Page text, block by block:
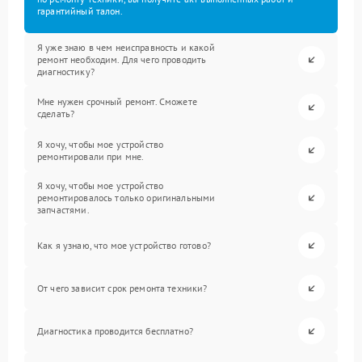
гарантийный талон.
Я уже знаю в чем неисправность и какой
ремонт необходим. Для чего проводить
диагностику?
Мне нужен срочный ремонт. Сможете
сделать?
Я хочу, чтобы мое устройство
ремонтировали при мне.
Я хочу, чтобы мое устройство
ремонтировалось только оригинальными
запчастями.
Как я узнаю, что мое устройство готово?
От чего зависит срок ремонта техники?
Диагностика проводится бесплатно?